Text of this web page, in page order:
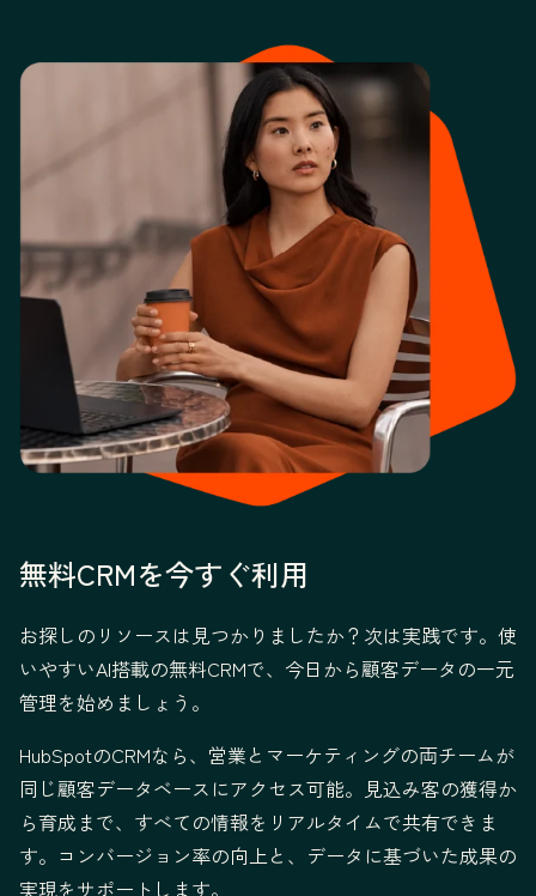
無料CRMを今すぐ利用
お探しのリソースは見つかりましたか？次は実践です。使
いやすいAI搭載の無料CRMで、今日から顧客データの一元
管理を始めましょう。
HubSpotのCRMなら、営業とマーケティングの両チームが
同じ顧客データベースにアクセス可能。見込み客の獲得か
ら育成まで、すべての情報をリアルタイムで共有できま
す。コンバージョン率の向上と、データに基づいた成果の
実現をサポートします。